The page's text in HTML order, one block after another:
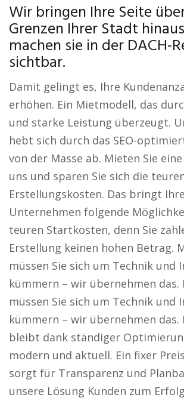
Wir bringen Ihre Seite
Grenzen Ihrer Stadt
machen sie in der DACH-
sichtbar.
Damit gelingt es, Ihre
erhöhen. Ein Mietmodell, das
und starke Leistung überzeugt.
hebt sich durch das SEO-
von der Masse ab. Mieten Sie
uns und sparen Sie sich die
Erstellungskosten. Das bringt
Unternehmen folgende
teuren Startkosten, denn Sie
Erstellung keinen hohen Betrag.
müssen Sie sich um Technik und
kümmern – wir übernehmen das.
müssen Sie sich um Technik und
kümmern – wir übernehmen das.
bleibt dank ständiger
modern und aktuell. Ein fixer
sorgt für Transparenz und
unsere Lösung Kunden zum